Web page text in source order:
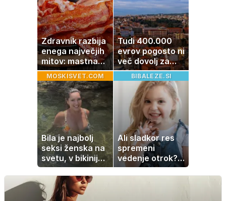
Zdravnik razbija
enega največjih
mitov: mastna
jetra ne
nastanejo zaradi
slanine, temveč
zaradi živila, ki
ga imamo vsi
radi
Tudi 400.000
evrov pogosto ni
več dovolj za
nakup
stanovanja
MOSKISVET.COM
Bila je najbolj
seksi ženska na
svetu, v bikiniju
znova navdušila
BIBALEZE.SI
Ali sladkor res
spremeni
vedenje otrok?
Znanost ponuja
presenetljiv